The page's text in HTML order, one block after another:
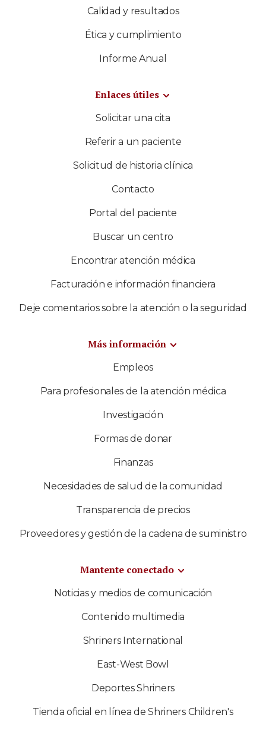
Calidad y resultados
Ética y cumplimiento
Informe Anual
Enlaces útiles
Solicitar una cita
Referir a un paciente
Solicitud de historia clínica
Contacto
Portal del paciente
Buscar un centro
Encontrar atención médica
Facturación e información financiera
Deje comentarios sobre la atención o la seguridad
Más información
Empleos
Para profesionales de la atención médica
Investigación
Formas de donar
Finanzas
Necesidades de salud de la comunidad
Transparencia de precios
Proveedores y gestión de la cadena de suministro
Mantente conectado
Noticias y medios de comunicación
Contenido multimedia
Shriners International
East-West Bowl
Deportes Shriners
Tienda oficial en línea de Shriners Children's